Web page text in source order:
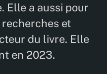
Elle a aussi pour
et
du livre. Elle
en 2023.